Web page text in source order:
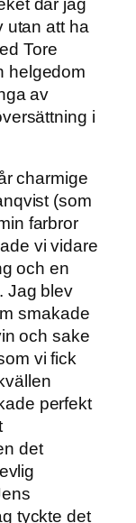
utan att ha
Tore
helgedom
av
i
charmige
(som
farbror
vi vidare
och en
Jag blev
smakade
och sake
vi fick
perfekt
det
tyckte det